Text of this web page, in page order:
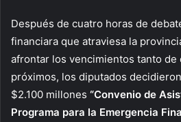
Después de cuatro horas de
financiara que atraviesa la
afrontar los vencimientos tanto de
próximos, los diputados
$2.100 millones “Convenio de
Programa para la Emergencia